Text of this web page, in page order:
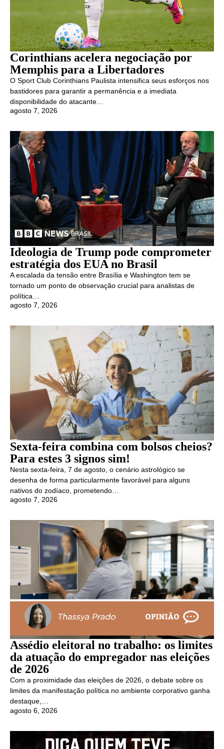
Corinthians acelera negociação por
Memphis para a Libertadores
O Sport Club Corinthians Paulista intensifica seus esforços nos
bastidores para garantir a permanência e a imediata
disponibilidade do atacante…
agosto 7, 2026
Ideologia de Trump pode comprometer
estratégia dos EUA no Brasil
A escalada da tensão entre Brasília e Washington tem se
tornado um ponto de observação crucial para analistas de
política…
agosto 7, 2026
Sexta-feira combina com bolsos cheios?
Para estes 3 signos sim!
Nesta sexta-feira, 7 de agosto, o cenário astrológico se
desenha de forma particularmente favorável para alguns
nativos do zodíaco, prometendo…
agosto 7, 2026
Assédio eleitoral no trabalho: os limites
da atuação do empregador nas eleições
de 2026
Com a proximidade das eleições de 2026, o debate sobre os
limites da manifestação política no ambiente corporativo ganha
destaque,…
agosto 6, 2026